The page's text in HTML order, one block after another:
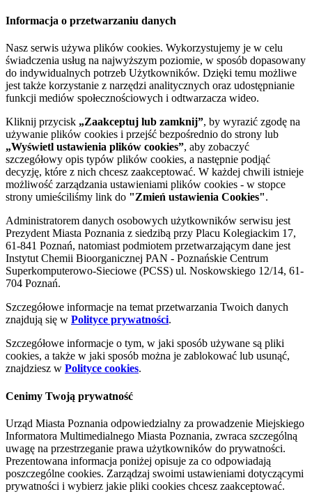
Informacja o przetwarzaniu danych
Nasz serwis używa plików cookies. Wykorzystujemy je w celu
świadczenia usług na najwyższym poziomie, w sposób dopasowany
do indywidualnych potrzeb Użytkowników. Dzięki temu możliwe
jest także korzystanie z narzędzi analitycznych oraz udostępnianie
funkcji mediów społecznościowych i odtwarzacza wideo.
Kliknij przycisk „Zaakceptuj lub zamknij”, by wyrazić zgodę na
używanie plików cookies i przejść bezpośrednio do strony lub
„Wyświetl ustawienia plików cookies”, aby zobaczyć
szczegółowy opis typów plików cookies, a następnie podjąć
decyzję, które z nich chcesz zaakceptować. W każdej chwili istnieje
możliwość zarządzania ustawieniami plików cookies - w stopce
strony umieściliśmy link do "Zmień ustawienia Cookies".
Administratorem danych osobowych użytkowników serwisu jest
Prezydent Miasta Poznania z siedzibą przy Placu Kolegiackim 17,
61-841 Poznań, natomiast podmiotem przetwarzającym dane jest
Instytut Chemii Bioorganicznej PAN - Poznańskie Centrum
Superkomputerowo-Sieciowe (PCSS) ul. Noskowskiego 12/14, 61-
704 Poznań.
Szczegółowe informacje na temat przetwarzania Twoich danych
znajdują się w Polityce prywatności.
Szczegółowe informacje o tym, w jaki sposób używane są pliki
cookies, a także w jaki sposób można je zablokować lub usunąć,
znajdziesz w Polityce cookies.
Cenimy Twoją prywatność
Urząd Miasta Poznania odpowiedzialny za prowadzenie Miejskiego
Informatora Multimedialnego Miasta Poznania, zwraca szczególną
uwagę na przestrzeganie prawa użytkowników do prywatności.
Prezentowana informacja poniżej opisuje za co odpowiadają
poszczególne cookies. Zarządzaj swoimi ustawieniami dotyczącymi
prywatności i wybierz jakie pliki cookies chcesz zaakceptować.